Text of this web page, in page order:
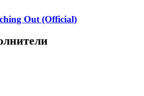
Out (Official)